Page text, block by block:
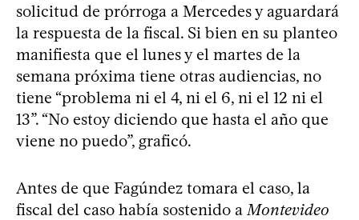
solicitud de prórroga a Mercedes y aguardará
la respuesta de la fiscal. Si bien en su planteo
manifiesta que el lunes y el martes de la
semana próxima tiene otras audiencias, no
tiene “problema ni el 4, ni el 6, ni el 12 ni el
13”. “No estoy diciendo que hasta el año que
viene no puedo”, graficó.
Antes de que Fagúndez tomara el caso, la
fiscal del caso había sostenido a Montevideo